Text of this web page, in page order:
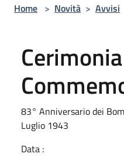
Home > Novità > Avvisi
Cerimonia
83° Anniversario dei
Luglio 1943
Data :